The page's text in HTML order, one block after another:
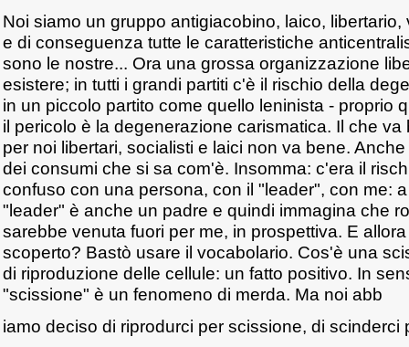
Noi siamo un gruppo antigiacobino, laico,
e di conseguenza tutte le caratteristiche
sono le nostre... Ora una grossa organizzazione
esistere; in tutti i grandi partiti c'è il rischio della
in un piccolo partito come quello leninista - proprio
il pericolo è la degenerazione carismatica. Il che
per noi libertari, socialisti e laici non va bene.
dei consumi che si sa com'è. Insomma: c'era il
confuso con una persona, con il "leader", con me:
"leader" è anche un padre e quindi immagina che
sarebbe venuta fuori per me, in prospettiva. E
scoperto? Bastò usare il vocabolario. Cos'è una
di riproduzione delle cellule: un fatto positivo. In
"scissione" è un fenomeno di merda. Ma noi abb
iamo deciso di riprodurci per scissione, di scinderci